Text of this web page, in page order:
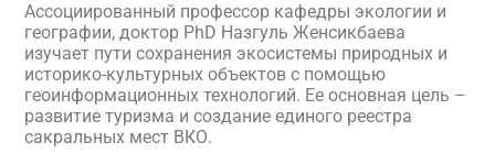
Ассоциированный профессор кафедры экологии и
географии, доктор PhD Назгуль Женсикбаева
изучает пути сохранения экосистемы природных и
историко-культурных объектов с помощью
геоинформационных технологий. Ее основная цель –
развитие туризма и создание единого реестра
сакральных мест ВКО.